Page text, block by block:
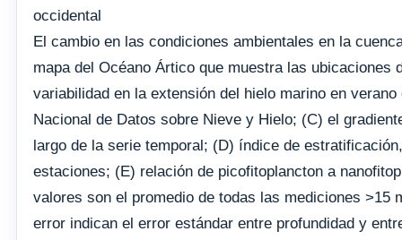
El cambio en las condiciones ambientales en la
mapa del Océano Ártico que muestra las
variabilidad en la extensión del hielo marino en
Nacional de Datos sobre Nieve y Hielo; (C) el
largo de la serie temporal; (D) índice de
estaciones; (E) relación de picofitoplancton a
valores son el promedio de todas las mediciones >15
error indican el error estándar entre profundidad y